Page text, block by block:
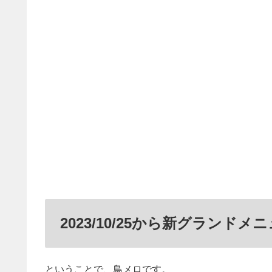
2023/10/25から新グランドメニ
ということで、鳥メロです。